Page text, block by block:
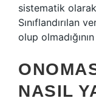
sistematik olarak
Sınıflandırılan
olup
NASIL